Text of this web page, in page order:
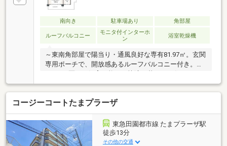
南向き 駐車場あり 角部屋
ルーフバルコニー
モニタ付インターホ
ン
浴室乾燥機
～東南角部屋で陽当り・通風良好な専有81.97㎡。玄関
専用ポーチで、開放感あるルーフバルコニー付き。ペ
す～◇2011年2月築 総戸数182戸 専有面積81.97
㎡ ルーフバルコニー面積39.42㎡ 3SLDK 南向き5
階◇廊下とキッチン、2方向から洗面室にアクセスで
きる家事効率の良い回遊動線◇4LDKに変更可◇パー
ティールーム・キッズルーム等充実の共用施設〇地元
密着のセンチュリー21中央ハウジングならではの各駅
ごとの主要商業施設や美味しいごはん屋さん情報もご
コージーコートたまプラーザ
東急田園都市線 たまプラーザ駅
徒歩13分
その他の交通